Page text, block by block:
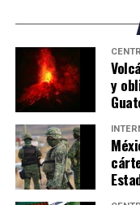
incandescente que
suroeste y sur.
El organismo
número y tamaño de
actualmente la
asentadas en las
mantiene un
y